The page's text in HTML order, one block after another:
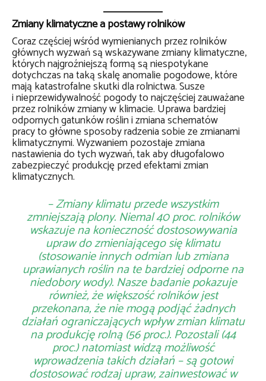
Zmiany klimatyczne a postawy rolników
Coraz częściej wśród wymienianych przez rolników
głównych wyzwań są wskazywane zmiany klimatyczne,
których najgroźniejszą formą są niespotykane
dotychczas na taką skalę anomalie pogodowe, które
mają katastrofalne skutki dla rolnictwa. Susze
i nieprzewidywalność pogody to najczęściej zauważane
przez rolników zmiany w klimacie. Uprawa bardziej
odpornych gatunków roślin i zmiana schematów
pracy to główne sposoby radzenia sobie ze zmianami
klimatycznymi. Wyzwaniem pozostaje zmiana
nastawienia do tych wyzwań, tak aby długofalowo
zabezpieczyć produkcję przed efektami zmian
klimatycznych.
– Zmiany klimatu przede wszystkim
zmniejszają plony. Niemal 40 proc. rolników
wskazuje na konieczność dostosowywania
upraw do zmieniającego się klimatu
(stosowanie innych odmian lub zmiana
uprawianych roślin na te bardziej odporne na
niedobory wody). Nasze badanie pokazuje
również, że większość rolników jest
przekonana, że nie mogą podjąć żadnych
działań ograniczających wpływ zmian klimatu
na produkcję rolną (56 proc.). Pozostali (44
proc.) natomiast widzą możliwość
wprowadzenia takich działań – są gotowi
dostosować rodzaj upraw, zainwestować w